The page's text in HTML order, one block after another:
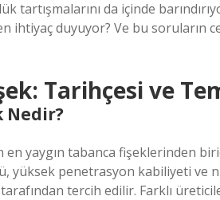
tartışmalarını da içinde
ihtiyaç duyuyor? Ve bu soruların
Tarihçesi ve
Nedir?
en yaygın tabanca fişeklerinden
yüksek penetrasyon kabiliyeti ve
tercih edilir. Farklı